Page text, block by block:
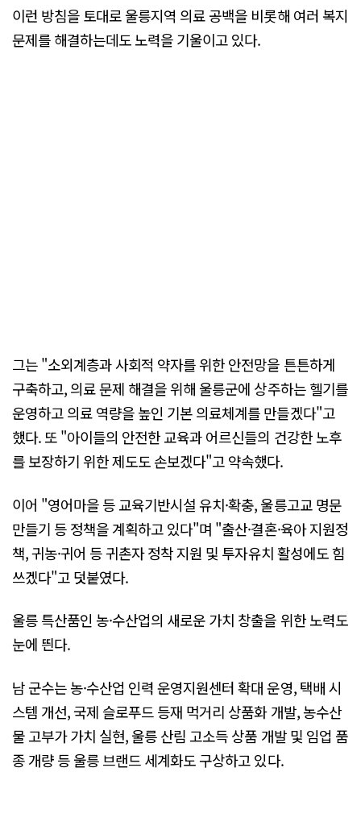
이런 방침을 토대로 울릉지역 의료 공백을 비롯해 여러 복지
문제를 해결하는데도 노력을 기울이고 있다.
그는 "소외계층과 사회적 약자를 위한 안전망을 튼튼하게
구축하고, 의료 문제 해결을 위해 울릉군에 상주하는 헬기를
운영하고 의료 역량을 높인 기본 의료체계를 만들겠다"고
했다. 또 "아이들의 안전한 교육과 어르신들의 건강한 노후
를 보장하기 위한 제도도 손보겠다"고 약속했다.
이어 "영어마을 등 교육기반시설 유치·확충, 울릉고교 명문
만들기 등 정책을 계획하고 있다"며 "출산·결혼·육아 지원정
책, 귀농·귀어 등 귀촌자 정착 지원 및 투자유치 활성에도 힘
쓰겠다"고 덧붙였다.
울릉 특산품인 농·수산업의 새로운 가치 창출을 위한 노력도
눈에 띈다.
남 군수는 농·수산업 인력 운영지원센터 확대 운영, 택배 시
스템 개선, 국제 슬로푸드 등재 먹거리 상품화 개발, 농수산
물 고부가 가치 실현, 울릉 산림 고소득 상품 개발 및 임업 품
종 개량 등 울릉 브랜드 세계화도 구상하고 있다.